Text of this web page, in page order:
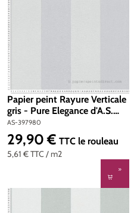
Papier peint Rayure Verticale
gris - Pure Elegance d'A.S.
Création | Réf. AS-397980
AS-397980
5,61 €TTC / m2
Prix régulier :
29,90 € TTC le rouleau